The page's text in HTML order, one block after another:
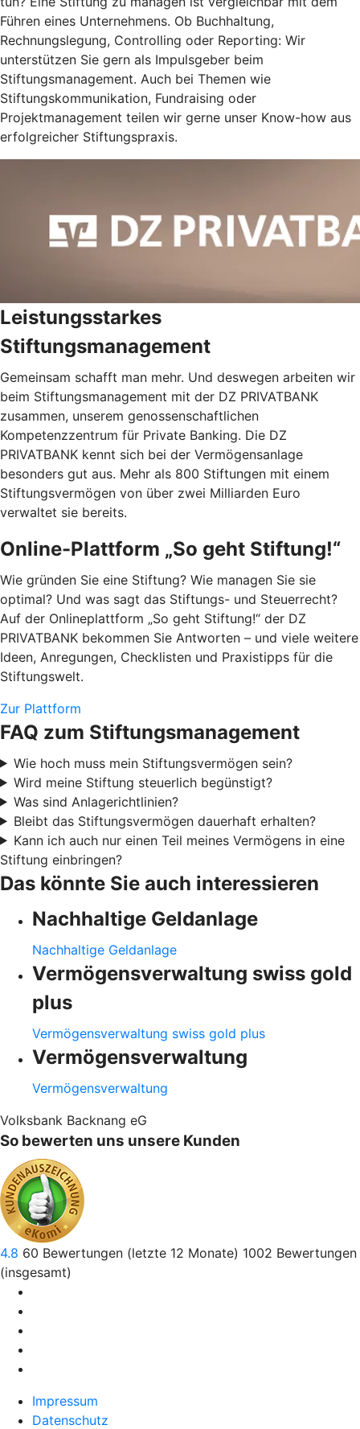
Führen eines Unternehmens. Ob Buchhaltung,
Rechnungslegung, Controlling oder Reporting: Wir
unterstützen Sie gern als Impulsgeber beim
Stiftungsmanagement. Auch bei Themen wie
Stiftungskommunikation, Fundraising oder
Projektmanagement teilen wir gerne unser Know-how aus
erfolgreicher Stiftungspraxis.
Leistungsstarkes
Stiftungsmanagement
Gemeinsam schafft man mehr. Und deswegen arbeiten wir
beim Stiftungsmanagement mit der DZ PRIVATBANK
zusammen, unserem genossenschaftlichen
Kompetenzzentrum für Private Banking. Die DZ
PRIVATBANK kennt sich bei der Vermögensanlage
besonders gut aus. Mehr als 800 Stiftungen mit einem
Stiftungsvermögen von über zwei Milliarden Euro
verwaltet sie bereits.
Online-Plattform „So geht Stiftung!“
Wie gründen Sie eine Stiftung? Wie managen Sie sie
optimal? Und was sagt das Stiftungs- und Steuerrecht?
Auf der Onlineplattform „So geht Stiftung!“ der DZ
PRIVATBANK bekommen Sie Antworten – und viele weitere
Ideen, Anregungen, Checklisten und Praxistipps für die
Stiftungswelt.
Zur Plattform
FAQ zum Stiftungsmanagement
Wie hoch muss mein Stiftungsvermögen sein?
Wird meine Stiftung steuerlich begünstigt?
Was sind Anlagerichtlinien?
Bleibt das Stiftungsvermögen dauerhaft erhalten?
Kann ich auch nur einen Teil meines Vermögens in eine
Stiftung einbringen?
Das könnte Sie auch interessieren
Nachhaltige Geldanlage
Nachhaltige Geldanlage
Vermögensverwaltung swiss gold
plus
Vermögensverwaltung swiss gold plus
Vermögensverwaltung
Vermögensverwaltung
Volksbank Backnang eG
So bewerten uns unsere Kunden
4.8 60 Bewertungen (letzte 12 Monate) 1002 Bewertungen
(insgesamt)
Impressum
Datenschutz